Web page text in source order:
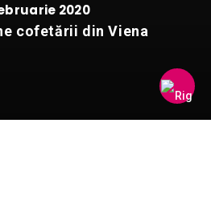
2020
cofetării din Viena